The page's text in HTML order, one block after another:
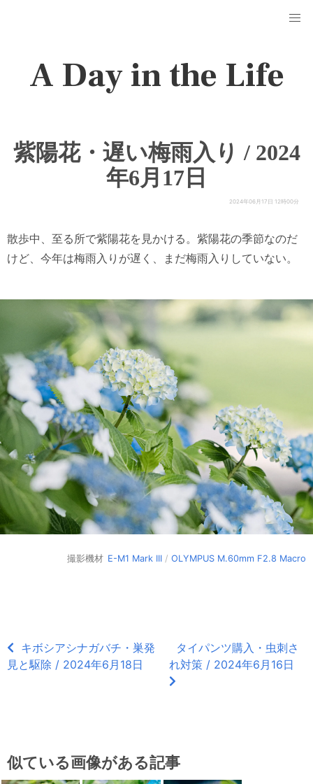
A Day in the Life
紫陽花・遅い梅雨入り / 2024
年6月17日
2024年06月17日 12時00分
散歩中、至る所で紫陽花を見かける。紫陽花の季節なのだ
けど、今年は梅雨入りが遅く、まだ梅雨入りしていない。
撮影機材 E-M1 Mark III / OLYMPUS M.60mm F2.8 Macro
キボシアシナガバチ・巣発
見と駆除 / 2024年6月18日
タイパンツ購入・虫刺さ
れ対策 / 2024年6月16日
似ている画像がある記事